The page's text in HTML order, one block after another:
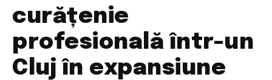
curățenie
profesională într-un
Cluj în expansiune